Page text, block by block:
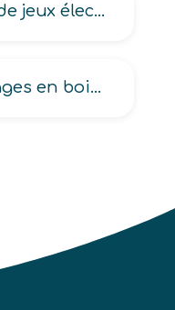
Exploitant de salle de jeux électroniques ou automatiques, de salle de spectacles, de structure d’hébergement touristique
Assembleur d’ouvrages en bois et matériaux associés